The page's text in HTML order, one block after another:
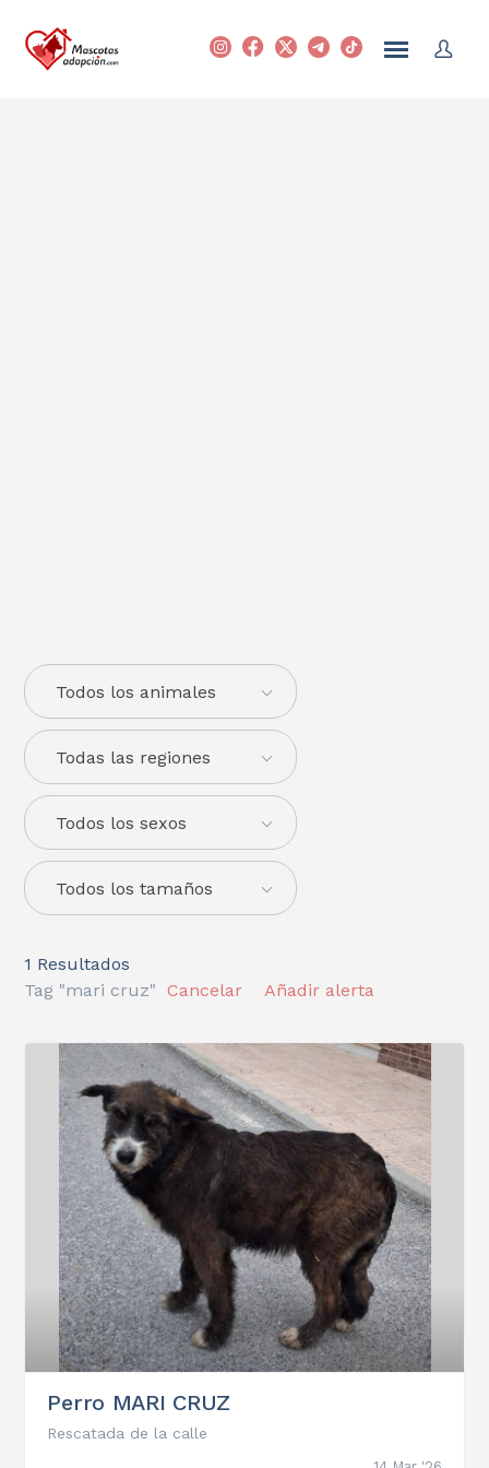
Todas las regiones
Todos los animales
Todos los sexos
Todos los tamaños
1 Resultados
Tag "mari cruz"
Cancelar Añadir alerta
Perro MARI CRUZ
Rescatada de la calle